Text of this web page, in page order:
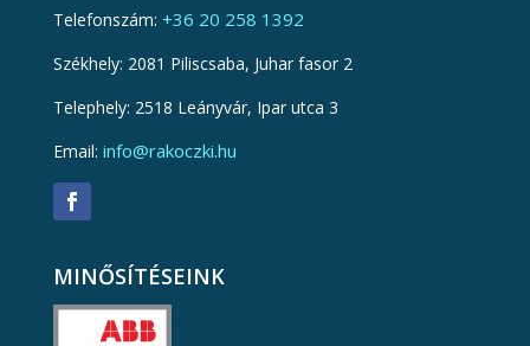
Telefonszám: +36 20 258 1392
Székhely: 2081 Piliscsaba, Juhar fasor 2
Telephely: 2518 Leányvár, Ipar utca 3
Email: info@rakoczki.hu
MINŐSÍTÉSEINK